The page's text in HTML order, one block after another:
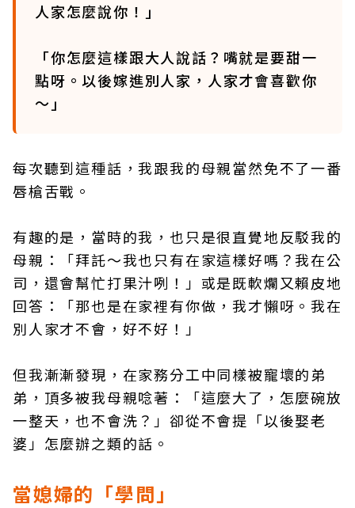
人家怎麼說你！」
「你怎麼這樣跟大人說話？嘴就是要甜一
點呀。以後嫁進別人家，人家才會喜歡你
～」
每次聽到這種話，我跟我的母親當然免不了一番
唇槍舌戰。
有趣的是，當時的我，也只是很直覺地反駁我的
母親：「拜託～我也只有在家這樣好嗎？我在公
司，還會幫忙打果汁咧！」或是既軟爛又賴皮地
回答：「那也是在家裡有你做，我才懶呀。我在
別人家才不會，好不好！」
但我漸漸發現，在家務分工中同樣被寵壞的弟
弟，頂多被我母親唸著：「這麼大了，怎麼碗放
一整天，也不會洗？」卻從不會提「以後娶老
婆」怎麼辦之類的話。
當媳婦的「學問」